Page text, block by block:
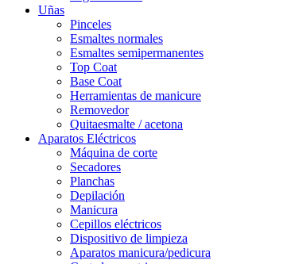
Uñas
Pinceles
Esmaltes normales
Esmaltes semipermanentes
Top Coat
Base Coat
Herramientas de manicure
Removedor
Quitaesmalte / acetona
Aparatos Eléctricos
Máquina de corte
Secadores
Planchas
Depilación
Manicura
Cepillos eléctricos
Dispositivo de limpieza
Aparatos manicura/pedicura